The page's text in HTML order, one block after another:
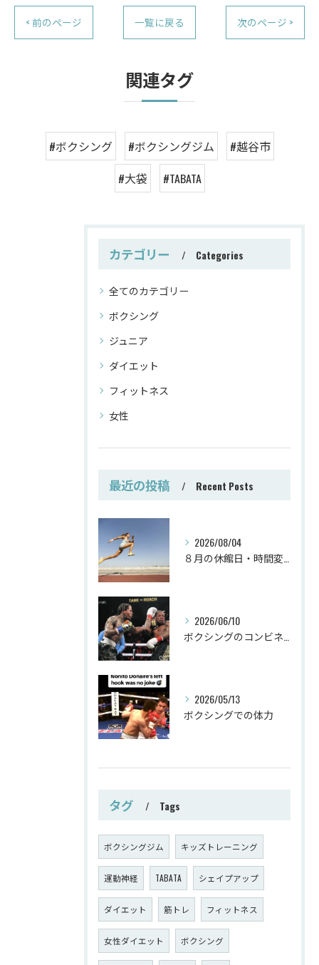
< 前のページ 一覧に戻る 次のページ >
関連タグ
#ボクシング #ボクシングジム
#越谷市
#大袋
#TABATA
カテゴリー Categories
全てのカテゴリー
ボクシング
ジュニア
ダイエット
フィットネス
女性
最近の投稿 Recent Posts
2026/08/04
2026/06/10
2026/05/13
ボクシングでの体力
タグ Tags
ボクシングジム キッズトレーニング
運動神経 TABATA シェイプアップ
ダイエット 筋トレ フィットネス
女性ダイエット ボクシング